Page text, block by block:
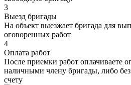
3
Выезд бригады
На объект выезжает бригада для
оговоренных работ
4
Оплата работ
После приемки работ оплачиваете
наличными члену бригады, либо
счету